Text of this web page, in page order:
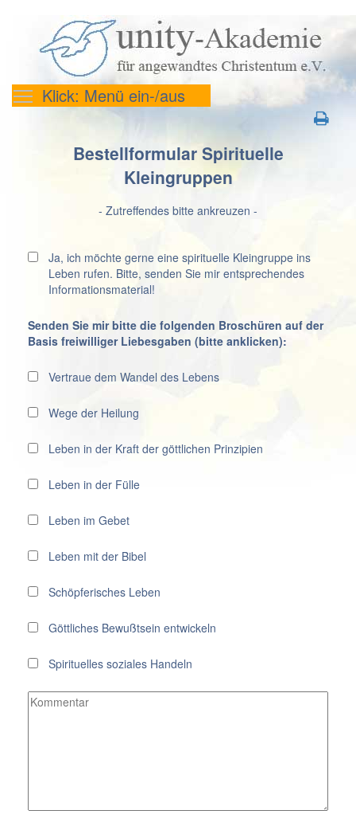
Klick: Menü ein-/aus
Bestellformular Spirituelle
Kleingruppen
- Zutreffendes bitte ankreuzen -
Ja, ich möchte gerne eine spirituelle Kleingruppe ins
Leben rufen. Bitte, senden Sie mir entsprechendes
Informationsmaterial!
Senden Sie mir bitte die folgenden Broschüren auf der
Basis freiwilliger Liebesgaben (bitte anklicken):
Vertraue dem Wandel des Lebens
Wege der Heilung
Leben in der Kraft der göttlichen Prinzipien
Leben in der Fülle
Leben im Gebet
Leben mit der Bibel
Schöpferisches Leben
Göttliches Bewußtsein entwickeln
Spirituelles soziales Handeln